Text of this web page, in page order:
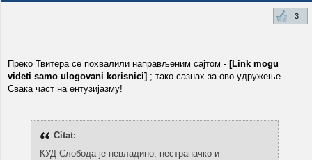
3
Преко Твитера се похвалили направљеним сајтом - [Link mogu
videti samo ulogovani korisnici] ; тако сазнах за ово удружење.
Свака част на ентузијазму!
Citat:
КУД Слобода је невладино, нестраначко и